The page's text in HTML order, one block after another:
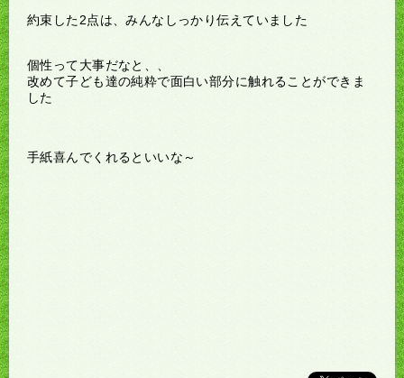
約束した2点は、みんなしっかり伝えていました
個性って大事だなと、、
改めて子ども達の純粋で面白い部分に触れることができま
した
手紙喜んでくれるといいな～